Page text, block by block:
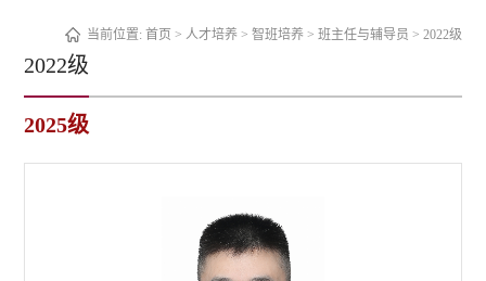
当前位置: 首页 > 人才培养 > 智班培养 > 班主任与辅导员 > 2022级
2022级
2025级